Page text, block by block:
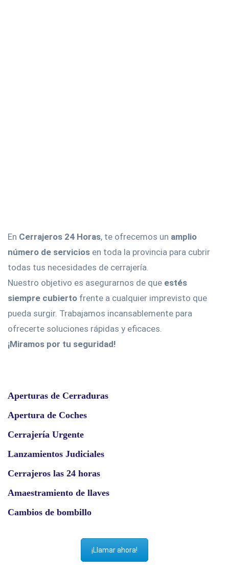
En Cerrajeros 24 Horas, te ofrecemos un amplio
número de servicios en toda la provincia para cubrir
todas tus necesidades de cerrajería.
Nuestro objetivo es asegurarnos de que estés
siempre cubierto frente a cualquier imprevisto que
pueda surgir. Trabajamos incansablemente para
ofrecerte soluciones rápidas y eficaces.
¡Miramos por tu seguridad!
Aperturas de Cerraduras
Apertura de Coches
Cerrajería Urgente
Lanzamientos Judiciales
Cerrajeros las 24 horas
Amaestramiento de llaves
Cambios de bombillo
¡Llamar ahora!